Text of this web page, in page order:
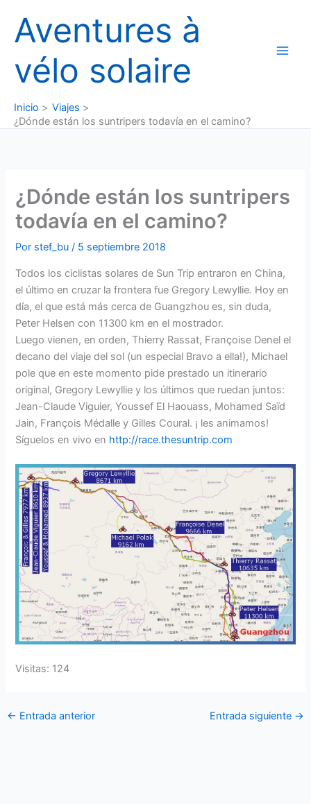
contenido
Aventures à
vélo solaire
Inicio
Viajes
¿Dónde están los suntripers todavía en el camino?
¿Dónde están los suntripers
todavía en el camino?
Por stef_bu/ 5 septiembre 2018
Todos los ciclistas solares de Sun Trip entraron en China,
el último en cruzar la frontera fue Gregory Lewyllie. Hoy en
día, el que está más cerca de Guangzhou es, sin duda,
Peter Helsen con 11300 km en el mostrador.
Luego vienen, en orden, Thierry Rassat, Françoise Denel el
decano del viaje del sol (un especial Bravo a ella!), Michael
pole que en este momento pide prestado un itinerario
original, Gregory Lewyllie y los últimos que ruedan juntos:
Jean-Claude Viguier, Youssef El Haouass, Mohamed Saïd
Jain, François Médalle y Gilles Coural. ¡ les animamos!
Síguelos en vivo en http://race.thesuntrip.com
Visitas: 124
← Entrada anterior Entrada siguiente →